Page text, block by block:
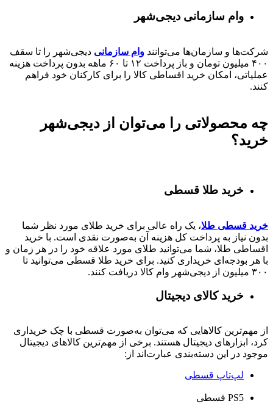
وام سازمانی دیجی‌شهر
شرکت‌ها و سازمان‌ها می‌توانند وام سازمانی دیجی‌شهر را تا سقف
۴۰۰ میلیون تومان و باز پرداخت ۱۲ تا ۶۰
ماهه بدون پرداخت هزینه
عملیاتی، امکان خرید اقساطی کالا را برای کارکنان خود فراهم
کنند.
چه محصولاتی را می‌توان از دیجی‌شهر
خرید؟
خرید طلا قسطی
خرید قسطی طلا، یک راه عالی برای خرید طلای مورد نظر شما
بدون نیاز به پرداخت کل هزینه آن به‌صورت نقدی است. با خرید
اقساطی طلا، شما می‌توانید طلای مورد علاقه خود را در هر زمان و
با هر بودجه‌ای خریداری کنید. برای خرید طلا قسطی می‌توانید تا
۳۰۰ میلیون از دیجی‌شهر وام کالا دریافت کنند.
خرید کالای دیجیتال
از مهم‌ترین کالاهایی که می‌توان به‌صورت قسطی با چک خریداری
کرد، ابزارهای دیجیتال هستند. برخی از مهم‌ترین کالاهای دیجیتال
موجود در این دسته‌بندی عبارت‌اند از:
لپ‌تاپ قسطی
PS5 قسطی